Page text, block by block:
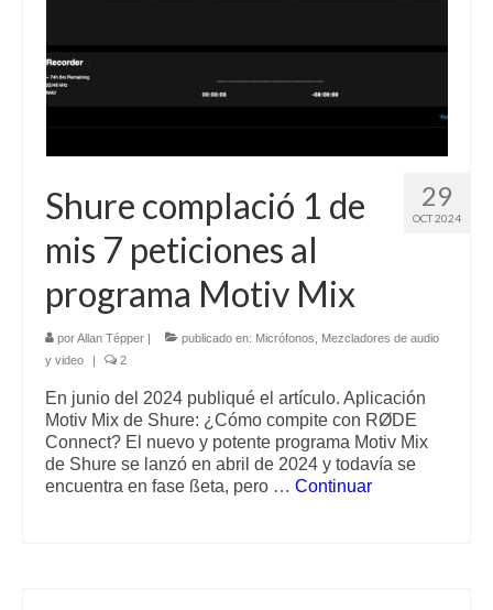
29
OCT 2024
Shure complació 1 de
mis 7 peticiones al
programa Motiv Mix
porAllan Tépper publicado en: Micrófonos
Mezcladores de audio
y video
2
En junio del 2024 publiqué el artículo. Aplicación
Motiv Mix de Shure: ¿Cómo compite con RØDE
Connect? El nuevo y potente programa Motiv Mix
de Shure se lanzó en abril de 2024 y todavía se
encuentra en fase ßeta, pero … Continuar